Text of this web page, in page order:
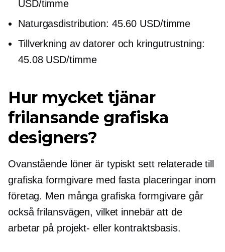
USD/timme
Naturgasdistribution: 45.60 USD/timme
Tillverkning av datorer och kringutrustning:
45.08 USD/timme
Hur mycket tjänar
frilansande grafiska
designers?
Ovanstående löner är typiskt sett relaterade till
grafiska formgivare med fasta placeringar inom
företag. Men många grafiska formgivare går
också frilansvägen, vilket innebär att de
arbetar på projekt- eller kontraktsbasis.